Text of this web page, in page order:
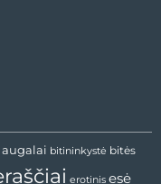
augalai bitininkystė bitės
erotinis esė